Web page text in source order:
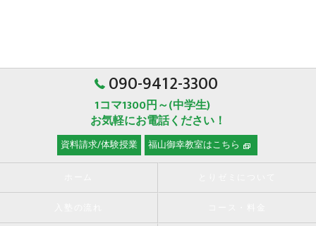
1コマ1300円～(中学生)
お気軽にお電話ください！
090-9412-3300
資料請求/体験授業 福山御幸教室はこちら